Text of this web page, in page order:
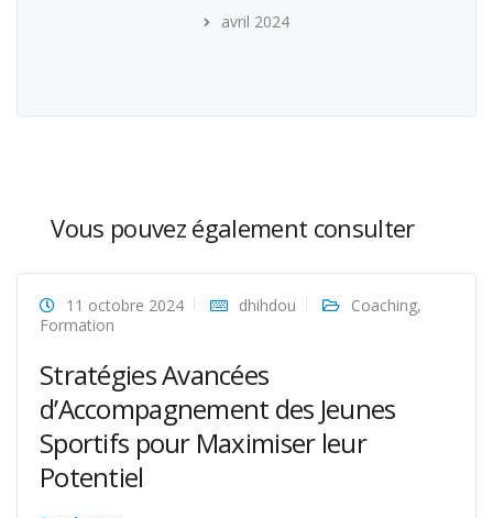
avril 2024
Vous pouvez également consulter
11 octobre 2024 dhihdou Coaching,
Formation
Stratégies Avancées
d’Accompagnement des Jeunes
Sportifs pour Maximiser leur
Potentiel